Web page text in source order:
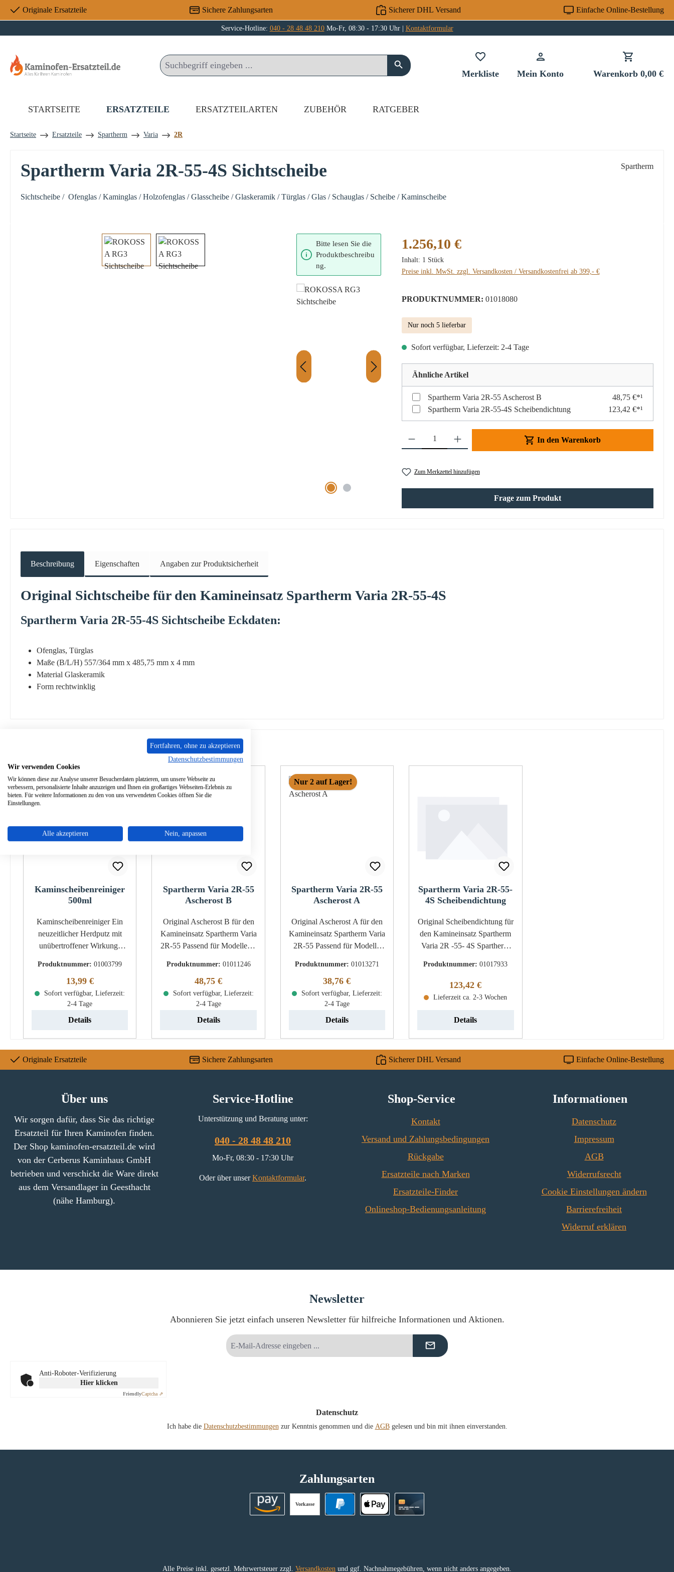
Hauptinhalt springen
Zur Suche springen
Zur Hauptnavigation springen
Originale Ersatzteile Sichere Zahlungsarten Sicherer DHL Versand Einfache Online-Bestellung
Service-Hotline: 040 - 28 48 48 210Mo-Fr, 08:30 - 17:30 Uhr | Kontaktformular
MerklisteDu hast 0 Produkte auf dem Merkzettel
Mein Konto Warenkorb 0,00 €
STARTSEITE ERSATZTEILE ERSATZTEILARTEN ZUBEHÖR RATGEBER
Startseite Ersatzteile Spartherm Varia 2R
Spartherm Varia 2R-55-4S Sichtscheibe
Sichtscheibe / Ofenglas / Kaminglas / Holzofenglas / Glasscheibe / Glaskeramik / Türglas / Glas / Schauglas / Scheibe / Kaminscheibe
Spartherm
Bitte lesen Sie die
Produktbeschreibu
ng.
Regulärer Preis:
1.256,10 €
Inhalt: 1 Stück
Preise inkl. MwSt. zzgl. Versandkosten / Versandkostenfrei ab 399,- €
PRODUKTNUMMER: 01018080
Nur noch 5 lieferbar
Sofort verfügbar, Lieferzeit: 2-4 Tage
Ähnliche Artikel
Spartherm Varia 2R-55 Ascherost B
48,75 €*¹
Spartherm Varia 2R-55-4S Scheibendichtung
123,42 €*¹
Produkt Anzahl: Gib den gewünschten Wert ein oder benutze die Schaltflächen um die Anzahl
In den Warenkorb
Zum Merkzettel hinzufügen
Frage zum Produkt
Beschreibung Eigenschaften Angaben zur Produktsicherheit
Original Sichtscheibe für den Kamineinsatz Spartherm Varia 2R-55-4S
Spartherm Varia 2R-55-4S Sichtscheibe Eckdaten:
Ofenglas, Türglas
Maße (B/L/H) 557/364 mm x 485,75 mm x 4 mm
Material Glaskeramik
Form rechtwinklig
Produktgalerie überspringen
Nur 1 auf Lager!
Kaminscheibenreiniger
500ml
Kaminscheibenreiniger Ein
neuzeitlicher Herdputz mit
unübertroffener Wirkung!
biologisch abbaubar Entfernt
einfach hartnäckige Schmutz
und Ruß Schnellwirkend
Nicht brennbar
Produktnummer:01003799
Regulärer Preis:
13,99 €
Sofort verfügbar, Lieferzeit:
2-4 Tage
Details
Spartherm Varia 2R-55
Ascherost B
Original Ascherost B für den
Kamineinsatz Spartherm Varia
2R-55 Passend für Modelle ab
Spartherm Varia 2R-55
Ascherost Eckdaten:
Gussrost, Brennofenrost
Maße (B/L/H) 220 mm x 150
Produktnummer: 01011246
Regulärer Preis:
48,75 €
Sofort verfügbar, Lieferzeit:
2-4 Tage
Details
Nur 2 auf Lager!
Spartherm Varia 2R-55
Ascherost A
Original Ascherost A für den
Kamineinsatz Spartherm Varia
2R-55 Passend für Modelle
Ascherost Eckdaten: Rost,
Feuerrost Maße (B/L/H) 220
mm x 150 mm x 10 mm
Material Guss
Produktnummer: 01013271
Regulärer Preis:
38,76 €
Sofort verfügbar, Lieferzeit:
2-4 Tage
Details
Spartherm Varia 2R-55-
4S Scheibendichtung
Original Scheibendichtung für
den Kamineinsatz Spartherm
Varia 2R -55- 4S Spartherm
Glasband, Holzofenschnur
Produktnummer:01017933
Regulärer Preis:
123,42 €
Lieferzeit ca. 2-3 Wochen
Details
Originale Ersatzteile Sichere Zahlungsarten Sicherer DHL Versand Einfache Online-Bestellung
Über uns
Wir sorgen dafür, dass Sie das richtige
Ersatzteil für Ihren Kaminofen finden.
Der Shop kaminofen-ersatzteil.de wird
von der Cerberus Kaminhaus GmbH
betrieben und verschickt die Ware direkt
aus dem Versandlager in Geesthacht
(nähe Hamburg).
Service-Hotline
Unterstützung und Beratung unter:
040 - 28 48 48 210
Mo-Fr, 08:30 - 17:30 Uhr
Oder über unserKontaktformular.
Shop-Service
Kontakt
Versand und Zahlungsbedingungen
Rückgabe
Ersatzteile nach Marken
Ersatzteile-Finder
Onlineshop-Bedienungsanleitung
Informationen
Datenschutz
Impressum
AGB
Widerrufsrecht
Cookie Einstellungen ändern
Barrierefreiheit
Widerruf erklären
Newsletter
Abonnieren Sie jetzt einfach unseren Newsletter für hilfreiche Informationen und Aktionen.
E-
Mail-
Anti-Roboter-Verifizierung
Hier klicken
FriendlyCaptcha ⇗
Datenschutz
Ich habe die Datenschutzbestimmungenzur Kenntnis genommen und die AGBgelesen und bin mit ihnen einverstanden.
Zahlungsarten
Vorkasse
Alle Preise inkl. gesetzl. Mehrwertsteuer zzgl. Versandkosten und ggf. Nachnahmegebühren, wenn nicht anders angegeben.
Fortfahren, ohne zu akzeptieren
Datenschutzbestimmungen
Wir verwenden Cookies
Wir können diese zur Analyse unserer Besucherdaten platzieren, um unsere Webseite zu
verbessern, personalisierte Inhalte anzuzeigen und Ihnen ein großartiges Webseiten-Erlebnis zu
bieten. Für weitere Informationen zu den von uns verwendeten Cookies öffnen Sie die
Einstellungen.
Alle akzeptieren Nein, anpassen